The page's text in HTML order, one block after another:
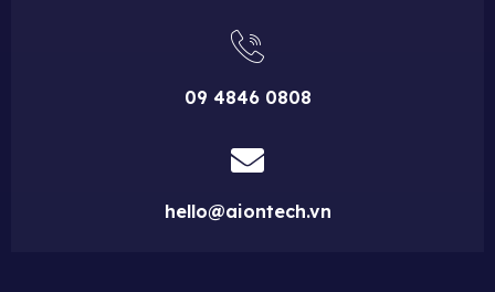
09 4846 0808
hello@aiontech.vn